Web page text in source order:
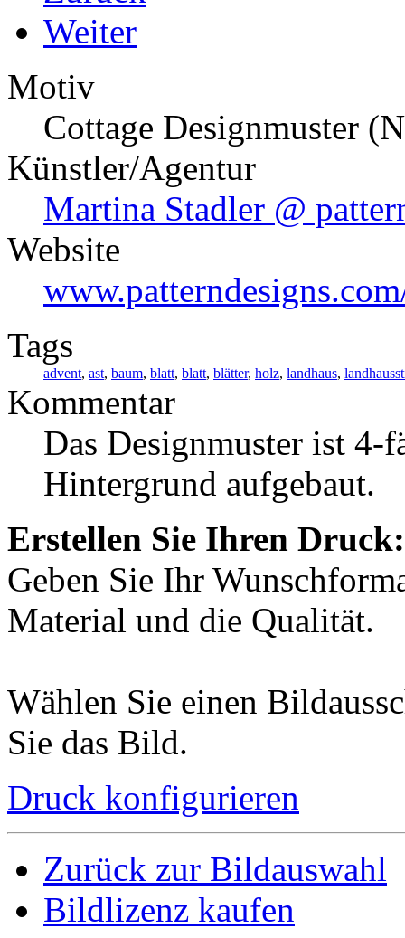
Weiter
Motiv
Cottage Designmuster
Künstler/Agentur
Martina Stadler @
Website
Tags
advent, ast, baum, blatt, blatt, blätter, holz, landhaus,
Kommentar
Das Designmuster ist 4-
Hintergrund aufgebaut.
Erstellen Sie Ihren Druck:
Geben Sie Ihr
Material und die Qualität.
Wählen Sie einen
Sie das Bild.
Druck konfigurieren
Zurück zur Bildauswahl
Bildlizenz kaufen